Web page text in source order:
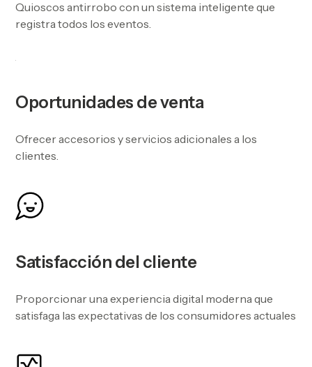
Quioscos antirrobo con un sistema inteligente que
registra todos los eventos.
Oportunidades de venta
Ofrecer accesorios y servicios adicionales a los
clientes.
Satisfacción del cliente
Proporcionar una experiencia digital moderna que
satisfaga las expectativas de los consumidores actuales